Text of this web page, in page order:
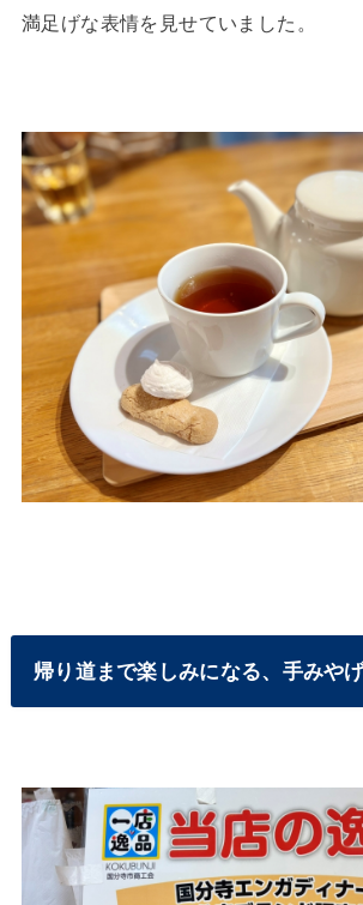
満足げな表情を見せていました。
帰り道まで楽しみになる、手みや